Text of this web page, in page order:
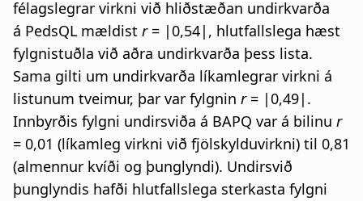
félagslegrar virkni við hliðstæðan undirkvarða
á PedsQL mældist r= |0,54|, hlutfallslega hæst
fylgnistuðla við aðra undirkvarða þess lista.
Sama gilti um undirkvarða líkamlegrar virkni á
listunum tveimur, þar var fylgnin r= |0,49|.
Innbyrðis fylgni undirsviða á BAPQ var á bilinu r
= 0,01 (líkamleg virkni við fjölskylduvirkni) til 0,81
(almennur kvíði og þunglyndi). Undirsvið
þunglyndis hafði hlutfallslega sterkasta fylgni